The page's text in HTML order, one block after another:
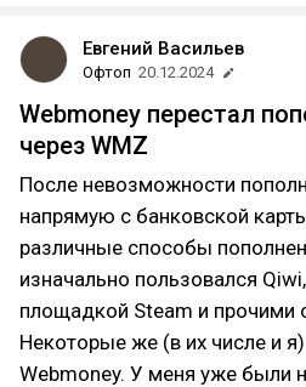
Евгений Васильев
Офтоп 20.12.2024
Webmoney перестал
через WMZ
После невозможности
напрямую с банковской
различные способы
изначально пользовался
площадкой Steam и прочими
Некоторые же (в их числе и
Webmoney. У меня уже были